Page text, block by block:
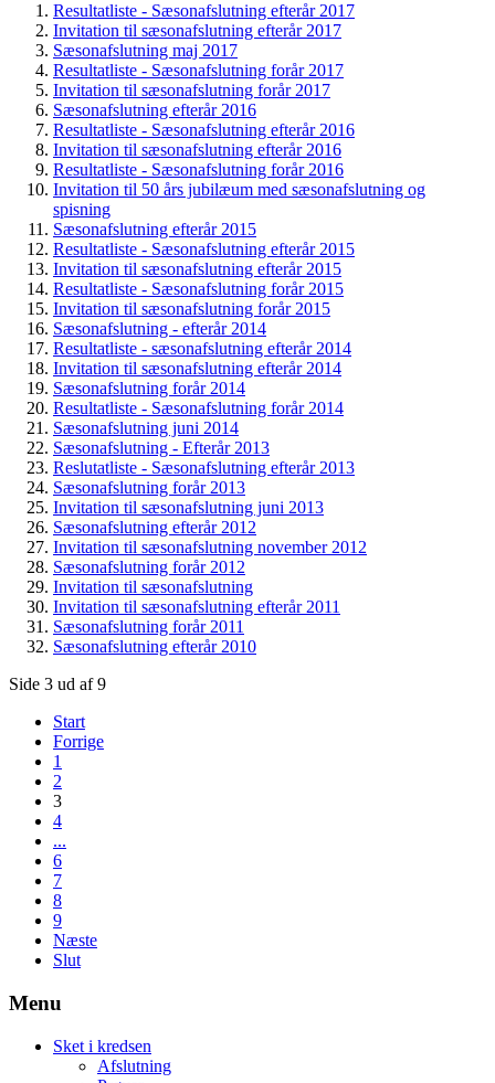
Resultatliste - Sæsonafslutning efterår 2017
Invitation til sæsonafslutning efterår 2017
Sæsonafslutning maj 2017
Resultatliste - Sæsonafslutning forår 2017
Invitation til sæsonafslutning forår 2017
Sæsonafslutning efterår 2016
Resultatliste - Sæsonafslutning efterår 2016
Invitation til sæsonafslutning efterår 2016
Resultatliste - Sæsonafslutning forår 2016
Invitation til 50 års jubilæum med sæsonafslutning og
spisning
Sæsonafslutning efterår 2015
Resultatliste - Sæsonafslutning efterår 2015
Invitation til sæsonafslutning efterår 2015
Resultatliste - Sæsonafslutning forår 2015
Invitation til sæsonafslutning forår 2015
Sæsonafslutning - efterår 2014
Resultatliste - sæsonafslutning efterår 2014
Invitation til sæsonafslutning efterår 2014
Sæsonafslutning forår 2014
Resultatliste - Sæsonafslutning forår 2014
Sæsonafslutning juni 2014
Sæsonafslutning - Efterår 2013
Reslutatliste - Sæsonafslutning efterår 2013
Sæsonafslutning forår 2013
Invitation til sæsonafslutning juni 2013
Sæsonafslutning efterår 2012
Invitation til sæsonafslutning november 2012
Sæsonafslutning forår 2012
Invitation til sæsonafslutning
Invitation til sæsonafslutning efterår 2011
Sæsonafslutning forår 2011
Sæsonafslutning efterår 2010
Side 3 ud af 9
Start
Forrige
1
2
3
4
...
6
7
8
9
Næste
Slut
Menu
Sket i kredsen
Afslutning